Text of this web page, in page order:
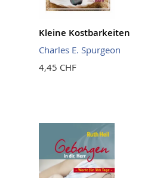
Kleine Kostbarkeiten
Charles E. Spurgeon
4,45 CHF